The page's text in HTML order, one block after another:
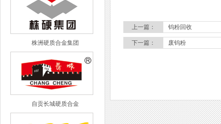
株洲硬质合金集团
自贡长城硬质合金
上一篇： 钨粉回收
下一篇： 废钨粉